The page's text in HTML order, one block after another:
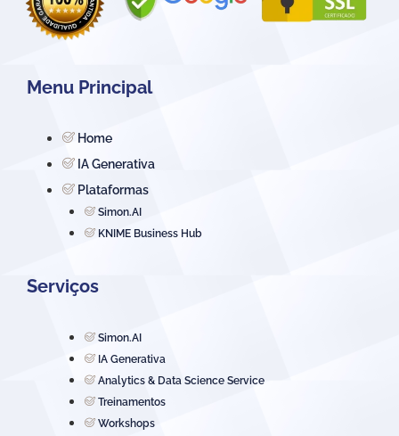
Menu Principal
Home
IA Generativa
Plataformas
Simon.AI
KNIME Business Hub
Serviços
Simon.AI
IA Generativa
Analytics & Data Science Service
Treinamentos
Workshops